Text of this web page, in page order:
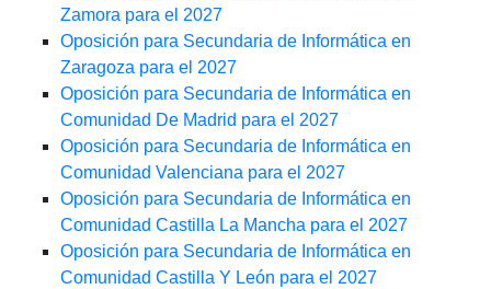
Zamora para el 2027
Oposición para Secundaria de Informática en
Zaragoza para el 2027
Oposición para Secundaria de Informática en
Comunidad De Madrid para el 2027
Oposición para Secundaria de Informática en
Comunidad Valenciana para el 2027
Oposición para Secundaria de Informática en
Comunidad Castilla La Mancha para el 2027
Oposición para Secundaria de Informática en
Comunidad Castilla Y León para el 2027